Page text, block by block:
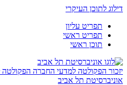
דילוג לתוכן העיקרי
תפריט עליון
תפריט ראשי
תוכן ראשי
יזכור הפקולטה למדעי החברה
אוניברסיטת תל אביב